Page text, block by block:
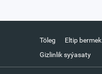
Töleg Eltip bermek
Gizlinlik syýasaty